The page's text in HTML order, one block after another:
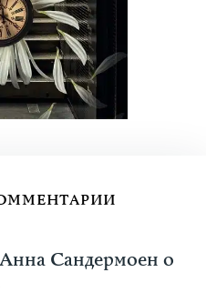
Анна Сандермоен о